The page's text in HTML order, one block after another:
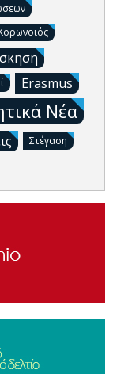
Erasmus
Νέα
Στέγαση